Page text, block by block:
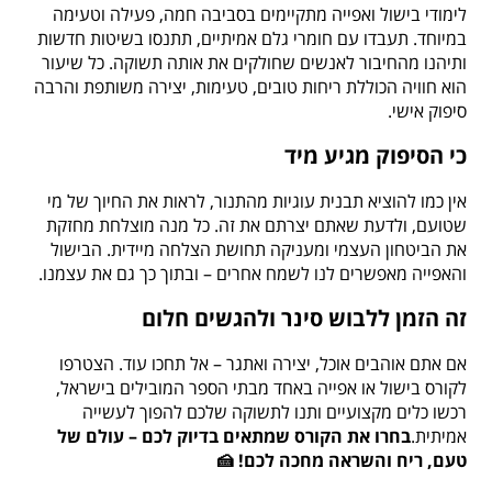
לימודי בישול ואפייה מתקיימים בסביבה חמה, פעילה וטעימה
במיוחד. תעבדו עם חומרי גלם אמיתיים, תתנסו בשיטות חדשות
ותיהנו מהחיבור לאנשים שחולקים את אותה תשוקה. כל שיעור
הוא חוויה הכוללת ריחות טובים, טעימות, יצירה משותפת והרבה
סיפוק אישי.
כי הסיפוק מגיע מיד
אין כמו להוציא תבנית עוגיות מהתנור, לראות את החיוך של מי
שטועם, ולדעת שאתם יצרתם את זה. כל מנה מוצלחת מחזקת
את הביטחון העצמי ומעניקה תחושת הצלחה מיידית. הבישול
והאפייה מאפשרים לנו לשמח אחרים – ובתוך כך גם את עצמנו.
זה הזמן ללבוש סינר ולהגשים חלום
אם אתם אוהבים אוכל, יצירה ואתגר – אל תחכו עוד. הצטרפו
לקורס בישול או אפייה באחד מבתי הספר המובילים בישראל,
רכשו כלים מקצועיים ותנו לתשוקה שלכם להפוך לעשייה
אמיתית.בחרו את הקורס שמתאים בדיוק לכם – עולם של
טעם, ריח והשראה מחכה לכם! 🍰